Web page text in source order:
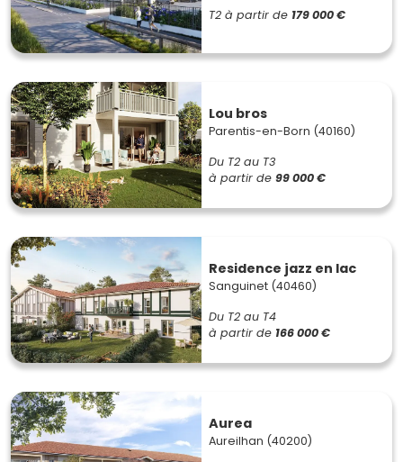
T2 à partir de 179 000 €
Lou bros
Parentis-en-Born (40160)
Du T2 au T3
à partir de 99 000 €
Residence jazz en lac
Sanguinet (40460)
Du T2 au T4
à partir de 166 000 €
Aurea
Aureilhan (40200)